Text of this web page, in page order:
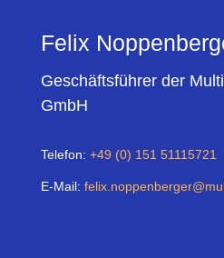
Felix
Geschäftsführer der
GmbH
Telefon: +49 (0) 151 51115721
E-Mail: